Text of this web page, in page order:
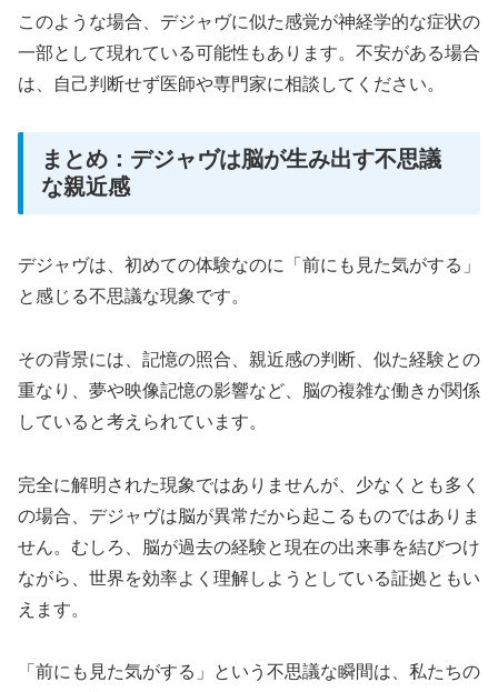
このような場合、デジャヴに似た感覚が神経学的な症状の
一部として現れている可能性もあります。不安がある場合
は、自己判断せず医師や専門家に相談してください。
まとめ：デジャヴは脳が生み出す不思議
な親近感
デジャヴは、初めての体験なのに「前にも見た気がする」
と感じる不思議な現象です。
その背景には、記憶の照合、親近感の判断、似た経験との
重なり、夢や映像記憶の影響など、脳の複雑な働きが関係
していると考えられています。
完全に解明された現象ではありませんが、少なくとも多く
の場合、デジャヴは脳が異常だから起こるものではありま
せん。むしろ、脳が過去の経験と現在の出来事を結びつけ
ながら、世界を効率よく理解しようとしている証拠ともい
えます。
「前にも見た気がする」という不思議な瞬間は、私たちの